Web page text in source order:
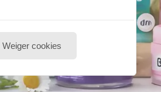
Weiger cookies